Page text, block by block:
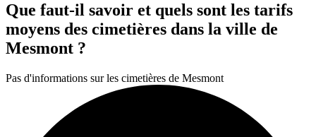
Que faut-il savoir et quels sont les tarifs
moyens des cimetières dans la ville de
Mesmont ?
Pas d'informations sur les cimetières de Mesmont